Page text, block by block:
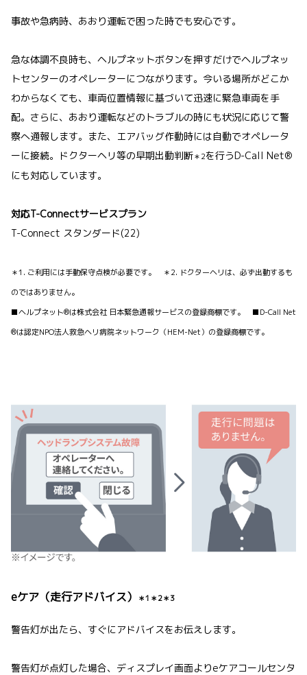
事故や急病時、あおり運転で困った時でも安心です。
急な体調不良時も、ヘルプネットボタンを押すだけでヘルプネッ
トセンターのオペレーターにつながります。今いる場所がどこか
わからなくても、車両位置情報に基づいて迅速に緊急車両を手
配。さらに、あおり運転などのトラブルの時にも状況に応じて警
察へ通報します。また、エアバッグ作動時には自動でオペレータ
ーに接続。ドクターヘリ等の早期出動判断＊2を行うD-Call Net®
にも対応しています。
対応T-Connectサービスプラン
T-Connect スタンダード(22)
＊1. ご利用には手動保守点検が必要です。 ＊2. ドクターヘリは、必ず出動するも
のではありません。
■ヘルプネット®は株式会社 日本緊急通報サービスの登録商標です。 ■D-Call Net
®は認定NPO法人救急ヘリ病院ネットワーク（HEM-Net）の登録商標です。
eケア（走行アドバイス） ＊1＊2＊3
警告灯が出たら、すぐにアドバイスをお伝えします。
警告灯が点灯した場合、ディスプレイ画面よりeケアコールセンタ